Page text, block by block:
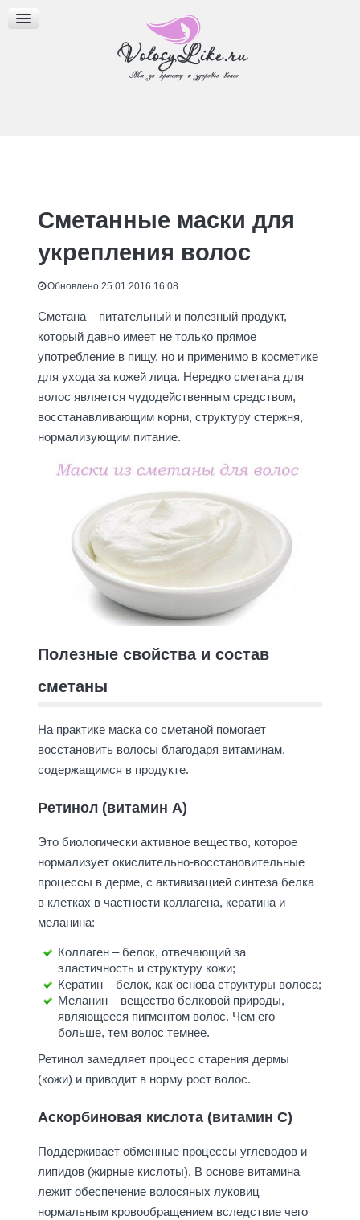
МАСКИ ДЛЯ ВОЛОС
МАСЛА ДЛЯ ВОЛОС
Сметанные маски для
укрепления волос
Обновлено 25.01.2016 16:08
Сметана – питательный и полезный продукт,
который давно имеет не только прямое
употребление в пищу, но и применимо в косметике
для ухода за кожей лица. Нередко сметана для
волос является чудодейственным средством,
восстанавливающим корни, структуру стержня,
нормализующим питание.
Полезные свойства и состав
сметаны
На практике маска со сметаной помогает
восстановить волосы благодаря витаминам,
содержащимся в продукте.
Ретинол (витамин А)
Это биологически активное вещество, которое
нормализует окислительно-восстановительные
процессы в дерме, с активизацией синтеза белка
в клетках в частности коллагена, кератина и
меланина:
Коллаген – белок, отвечающий за
эластичность и структуру кожи;
Кератин – белок, как основа структуры волоса;
Меланин – вещество белковой природы,
являющееся пигментом волос. Чем его
больше, тем волос темнее.
Ретинол замедляет процесс старения дермы
(кожи) и приводит в норму рост волос.
Аскорбиновая кислота (витамин С)
Поддерживает обменные процессы углеводов и
липидов (жирные кислоты). В основе витамина
лежит обеспечение волосяных луковиц
нормальным кровообращением вследствие чего